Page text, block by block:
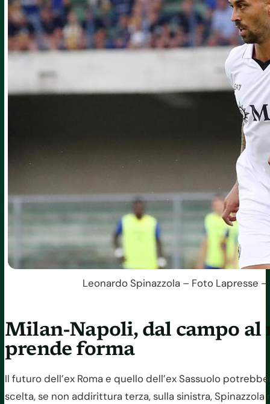
Leonardo Spinazzola – Foto Lapresse
Milan-Napoli, dal campo al
prende forma
Il futuro dell’ex Roma e quello dell’ex Sassuolo
scelta, se non addirittura terza, sulla sinistra,